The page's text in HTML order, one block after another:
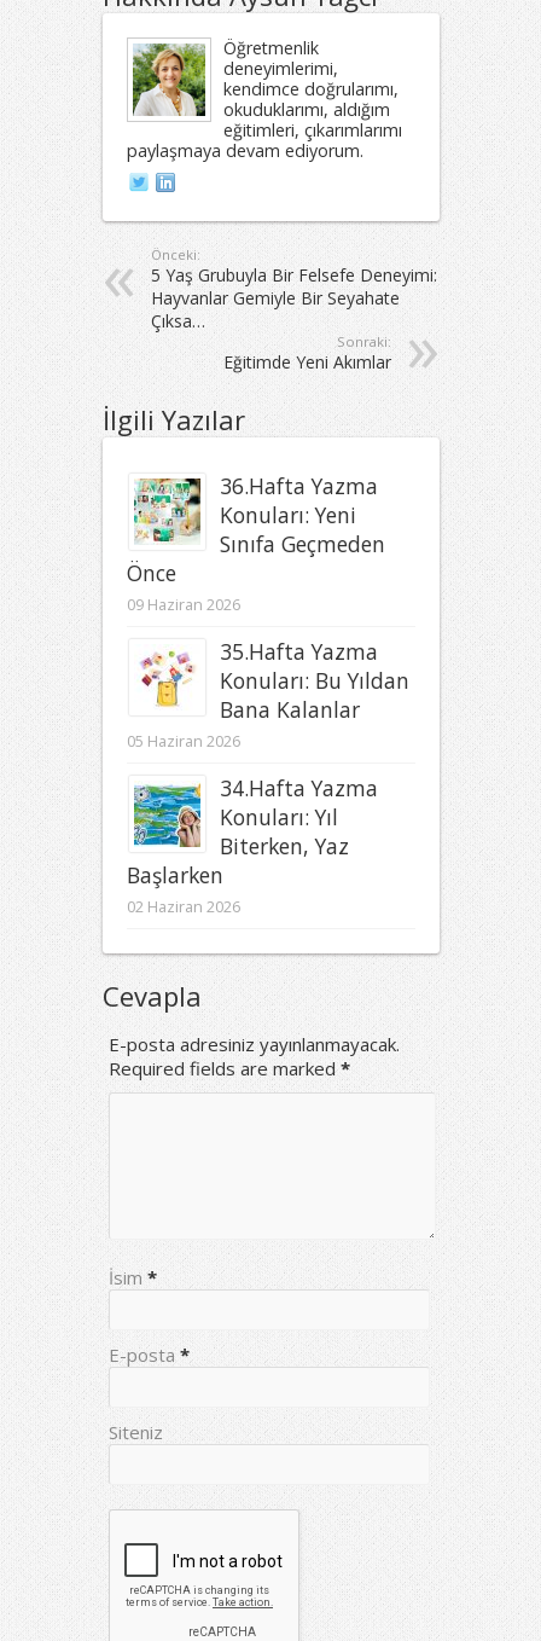
Öğretmenlik
deneyimlerimi,
kendimce doğrularımı,
okuduklarımı, aldığım
eğitimleri, çıkarımlarımı
paylaşmaya devam ediyorum.
Önceki:
5 Yaş Grubuyla Bir Felsefe Deneyimi:
Hayvanlar Gemiyle Bir Seyahate
Çıksa…
Sonraki:
Eğitimde Yeni Akımlar
İlgili Yazılar
36.Hafta Yazma
Konuları: Yeni
Sınıfa Geçmeden
Önce
09 Haziran 2026
35.Hafta Yazma
Konuları: Bu Yıldan
Bana Kalanlar
05 Haziran 2026
34.Hafta Yazma
Konuları: Yıl
Biterken, Yaz
Başlarken
02 Haziran 2026
Cevapla
E-posta adresiniz yayınlanmayacak.
Required fields are marked*
İsim *
E-posta *
Siteniz